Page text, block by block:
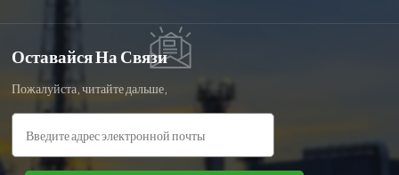
Оставайся На Связи
Пожалуйста, читайте дальше,
оставайтесь в курсе,
подписывайтесь, и мы будем рады,
если вы поделитесь с нами своим